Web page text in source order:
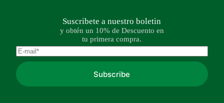
Suscribete a nuestro boletin
y obtén un 10% de Descuento en
tu primera compra.
Subscribe